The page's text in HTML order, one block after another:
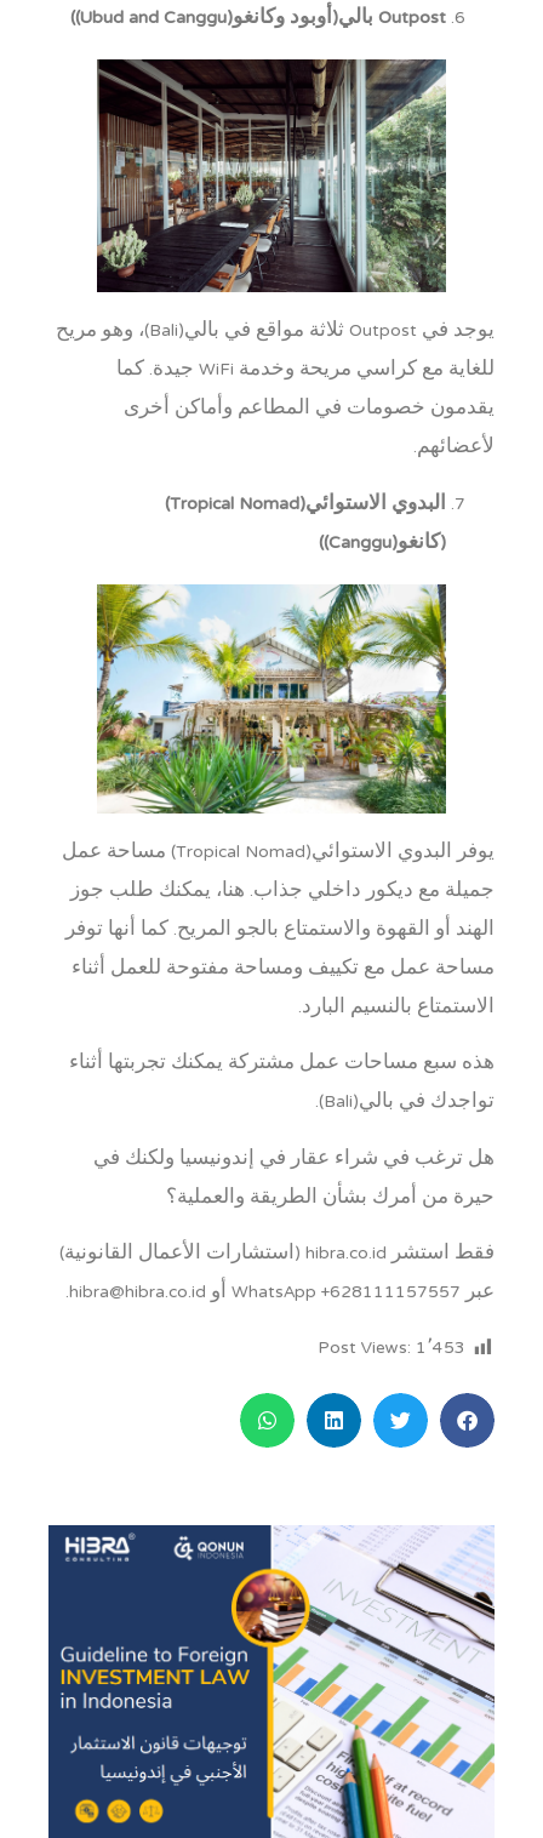
Outpost بالي(أوبود وكانغو(Ubud and Canggu))
يوجد في Outpost ثلاثة مواقع في بالي(Bali)، وهو مريح
للغاية مع كراسي مريحة وخدمة WiFi جيدة. كما
يقدمون خصومات في المطاعم وأماكن أخرى
لأعضائهم.
البدوي الاستوائي(Tropical Nomad)
(كانغو(Canggu))
يوفر البدوي الاستوائي(Tropical Nomad) مساحة عمل
جميلة مع ديكور داخلي جذاب. هنا، يمكنك طلب جوز
الهند أو القهوة والاستمتاع بالجو المريح. كما أنها توفر
مساحة عمل مع تكييف ومساحة مفتوحة للعمل أثناء
الاستمتاع بالنسيم البارد.
هذه سبع مساحات عمل مشتركة يمكنك تجربتها أثناء
تواجدك في بالي(Bali).
هل ترغب في شراء عقار في إندونيسيا ولكنك في
حيرة من أمرك بشأن الطريقة والعملية؟
فقط استشر hibra.co.id (استشارات الأعمال القانونية)
عبر WhatsApp +628111157557 أو hibra@hibra.co.id.
Post Views:1٬453